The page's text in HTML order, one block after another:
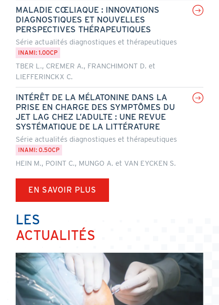
MALADIE CŒLIAQUE : INNOVATIONS
DIAGNOSTIQUES ET NOUVELLES
PERSPECTIVES THÉRAPEUTIQUES
Série actualités diagnostiques et thérapeutiques
INAMI: 1.00CP
TBER L., CREMER A., FRANCHIMONT D. et
LIEFFERINCKX C.
INTÉRÊT DE LA MÉLATONINE DANS LA
PRISE EN CHARGE DES SYMPTÔMES DU
JET LAG CHEZ L’ADULTE : UNE REVUE
SYSTÉMATIQUE DE LA LITTÉRATURE
Série actualités diagnostiques et thérapeutiques
INAMI: 0.50CP
HEIN M., POINT C., MUNGO A. et VAN EYCKEN S.
EN SAVOIR PLUS
LES
ACTUALITÉS